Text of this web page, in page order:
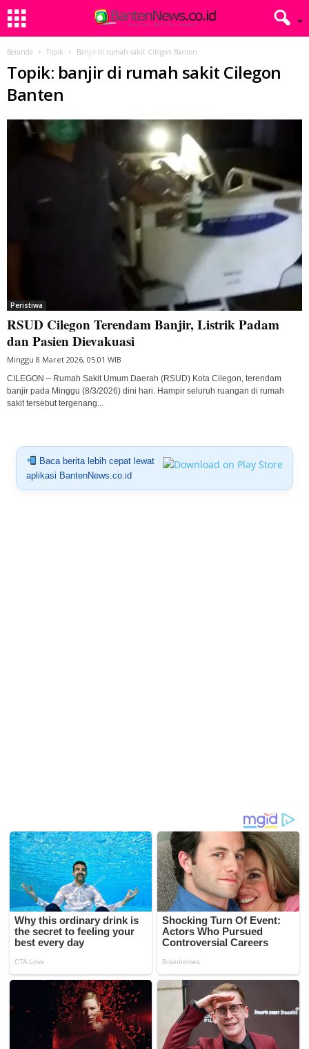
Beranda Topik Banjir di rumah sakit Cilegon Banten
Topik: banjir di rumah sakit Cilegon
Banten
Peristiwa
RSUD Cilegon Terendam Banjir, Listrik Padam
dan Pasien Dievakuasi
Minggu 8 Maret 2026, 05:01 WIB
CILEGON – Rumah Sakit Umum Daerah (RSUD) Kota Cilegon, terendam
banjir pada Minggu (8/3/2026) dini hari. Hampir seluruh ruangan di rumah
sakit tersebut tergenang...
Baca berita lebih cepat lewat
aplikasi BantenNews.co.id